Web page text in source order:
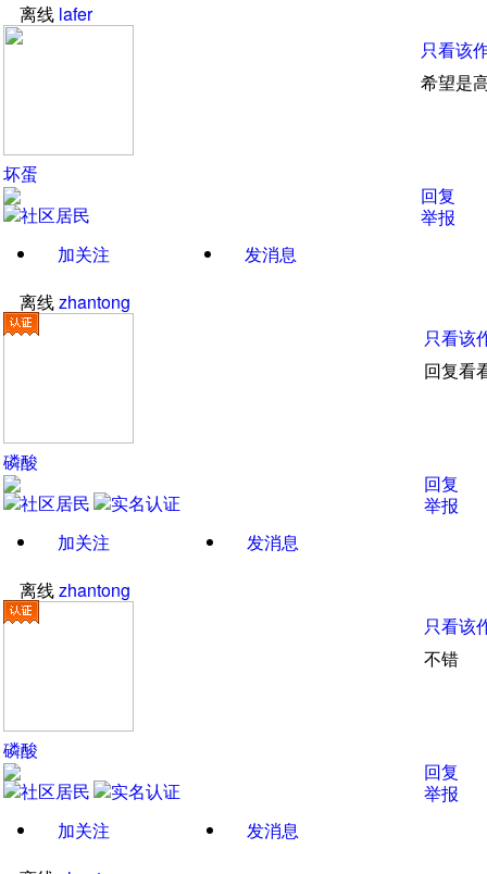
离线 lafer
坏蛋
加关注 发消息
只看该
希望是
回复
举报
离线zhantong
磷酸
加关注 发消息
只看该
回复看
回复
举报
离线zhantong
磷酸
加关注 发消息
只看该
不错
回复
举报